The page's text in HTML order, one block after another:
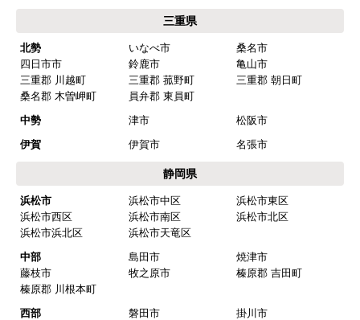
ショップからの連絡や対応は適切でしたか？
予定の期日までに商品が届きましたか？
はい
商品の梱包は必要十分なものでしたか？
【注文商品】浄水器・整水器 【注文時
期】2025年07月頃（モバイルから）
【このショップを選んだ理由は？】
近隣で安く、評判が良かったため
三重県
北勢 いなべ市
桑名市
四日市市
鈴鹿市
亀山市
三重郡 川越町
三重郡 菰野町
三重郡 朝日町
桑名郡 木曽岬町
員弁郡 東員町
中勢
津市
松阪市
伊賀
伊賀市 名張市
静岡県
浜松市 浜松市中区
浜松市東区
浜松市西区
浜松市南区
浜松市北区
浜松市浜北区
浜松市天竜区
中部
島田市
焼津市
藤枝市
牧之原市
榛原郡 吉田町
榛原郡 川根本町
西部
磐田市
掛川市